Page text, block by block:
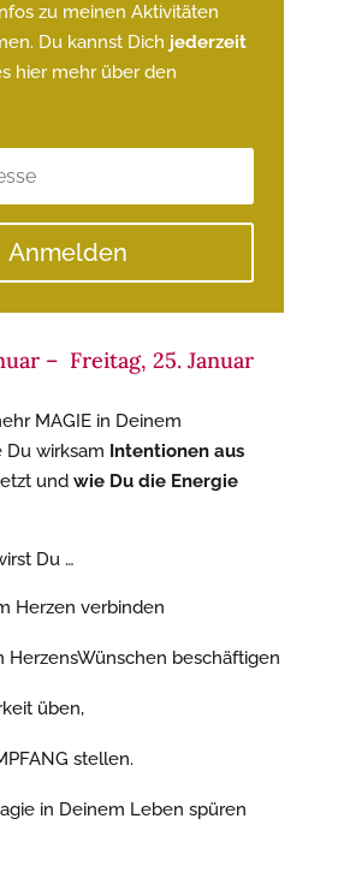
zu meinen Aktivitäten
Du kannst Dich jederzeit
hier mehr über den
Anmelden
– Freitag, 25. Januar
MAGIE in Deinem
Du wirksam Intentionen aus
und wie Du die Energie
Du …
Herzen verbinden
HerzensWünschen beschäftigen
üben,
stellen.
in Deinem Leben spüren